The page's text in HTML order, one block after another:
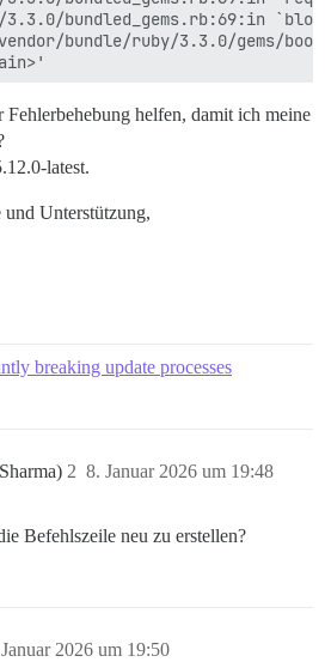
bundled_gems.rb:69:in
bundle/ruby/3.3.0/gems/
helfen, damit ich meine
latest.
Unterstützung,
breaking update processes
8. Januar 2026 um 19:48
2
Befehlszeile neu zu erstellen?
2026 um 19:50